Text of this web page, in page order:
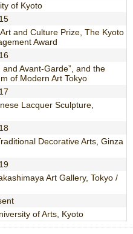
of Kyoto
and Culture Prize, The Kyoto
Award
Avant-Garde”, and the
of Modern Art Tokyo
Lacquer Sculpture,
Decorative Arts, Ginza
Art Gallery, Tokyo /
of Arts, Kyoto